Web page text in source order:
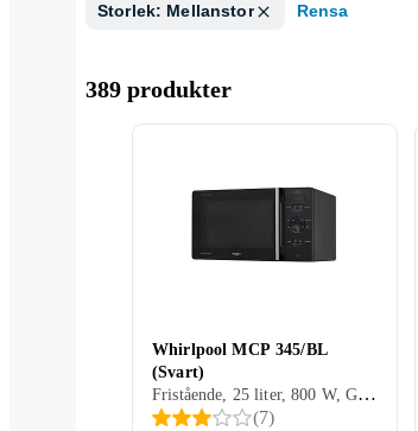
Storlek: Mellanstor
Rensa
389 produkter
Whirlpool MCP 345/BL
(Svart)
Fristående, 25 liter, 800 W, Grillfunktion
(7)